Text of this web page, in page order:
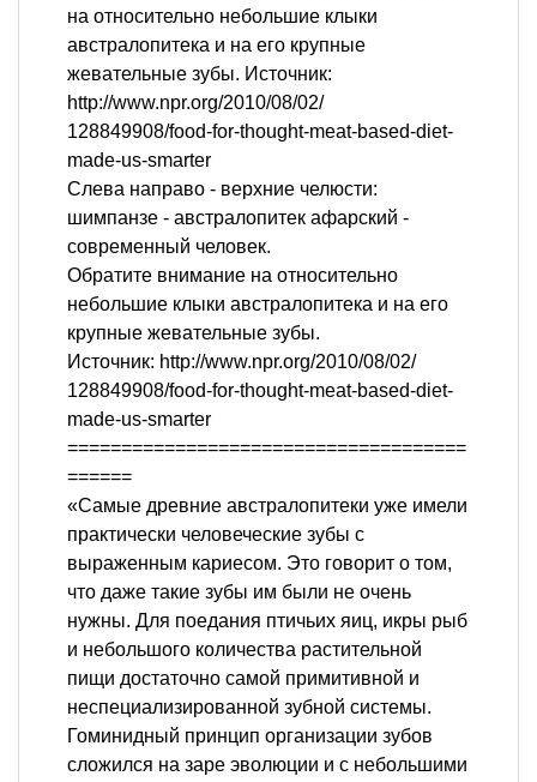
на относительно небольшие клыки
австралопитека и на его крупные
жевательные зубы. Источник:
http://www.npr.org/2010/08/02/
128849908/food-for-thought-meat-based-diet-
made-us-smarter
Слева направо - верхние челюсти:
шимпанзе - австралопитек афарский -
современный человек.
Обратите внимание на относительно
небольшие клыки австралопитека и на его
крупные жевательные зубы.
Источник: http://www.npr.org/2010/08/02/
128849908/food-for-thought-meat-based-diet-
made-us-smarter
=====================================
======
«Самые древние австралопитеки уже имели
практически человеческие зубы с
выраженным кариесом. Это говорит о том,
что даже такие зубы им были не очень
нужны. Для поедания птичьих яиц, икры рыб
и небольшого количества растительной
пищи достаточно самой примитивной и
неспециализированной зубной системы.
Гоминидный принцип организации зубов
сложился на заре эволюции и с небольшими